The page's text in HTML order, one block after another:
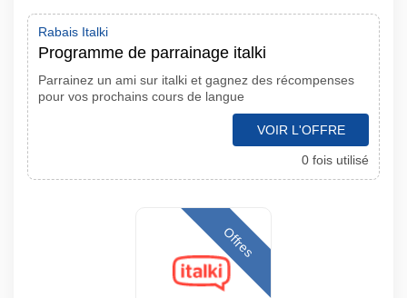
Rabais Italki
Programme de parrainage italki
Parrainez un ami sur italki et gagnez des récompenses
pour vos prochains cours de langue
VOIR L'OFFRE
0 fois utilisé
Offres